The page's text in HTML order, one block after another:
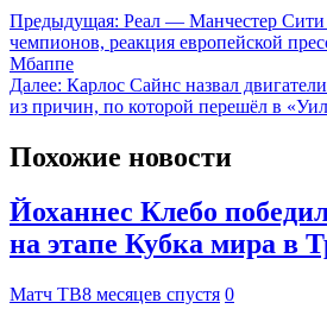
Предыдущая: Реал — Манчестер
чемпионов, реакция европейской
Мбаппе
Далее: Карлос Сайнс назвал
из причин, по которой перешёл в
Похожие новости
Йоханнес Клебо
на этапе Кубка мира в
Матч ТВ8 месяцев спустя 0